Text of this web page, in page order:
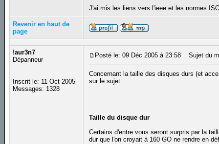
J'ai mis les liens vers l'ieee et les normes
Revenir en haut de
page
!aur3n7
Dépanneur
Inscrit le: 11 Oct 2005
Messages: 1328
Posté le: 09 Déc 2005 à 23:58 Sujet du
Concernant la taille des disques durs (et
sur le sujet
Taille du disque dur
Certains d'entre vous seront surpris par la
dur que l'on croyait à 160 GO ne rendre en